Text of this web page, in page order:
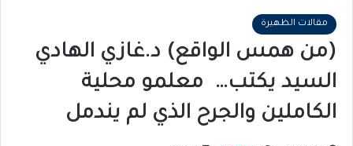
مقالات الظهيرة
(من همس الواقع) د.غازي الهادي
السيد يكتب… معلمو محلية
الكاملين والجرح الذي لم يندمل